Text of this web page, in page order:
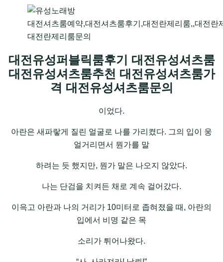
대전셔츠룸예약,대전셔츠룸후기,대전란제리룸,,대전란
대전란제리룸문의
대전유성퍼블릭룸후기 대전유성셔츠룸
대전유성셔츠룸추천 대전유성셔츠룸가
격 대전유성셔츠룸문의
이었다.
아란은 새파랗게 질린 얼굴로 나를 가리켰다. 그의 입이 웅
얼거리면서 뭔가를 말
하려는 듯 했지만, 뭔가 말은 나오지 않았다.
나는 단검을 치켜든 채로 계속 걸어갔다.
이윽고 아란과 나의 거리가 10미터로 좁혀졌을 때, 아란의
입에서 비명 같은 목
소리가 튀어나왔다.